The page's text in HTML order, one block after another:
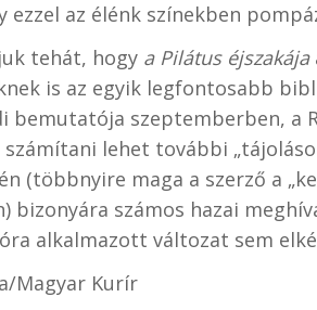
ezzel az élénk színekben
tehát, hogy a Pilátus éjszakája
is az egyik legfontosabb
bemutatója szeptemberben, a
számítani lehet további
(többnyire maga a szerző a
bizonyára számos hazai
alkalmazott változat sem
Magyar Kurír